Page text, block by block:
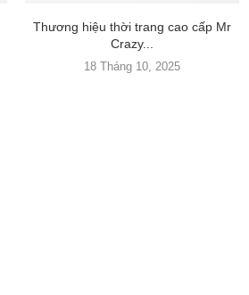
Thương hiệu thời trang cao cấp Mr
Crazy...
18 Tháng 10, 2025